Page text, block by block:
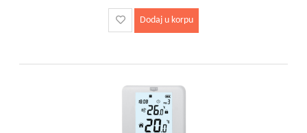
Dodaj u korpu